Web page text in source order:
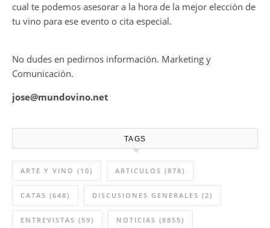
cual te podemos asesorar a la hora de la mejor elección de
tu vino para ese evento o cita especial.
No dudes en pedirnos información. Marketing y
Comunicación.
jose@mundovino.net
TAGS
ARTE Y VINO (10) ARTICULOS (878)
CATAS (648) DISCUSIONES GENERALES (2)
ENTREVISTAS (59) NOTICIAS (8855)